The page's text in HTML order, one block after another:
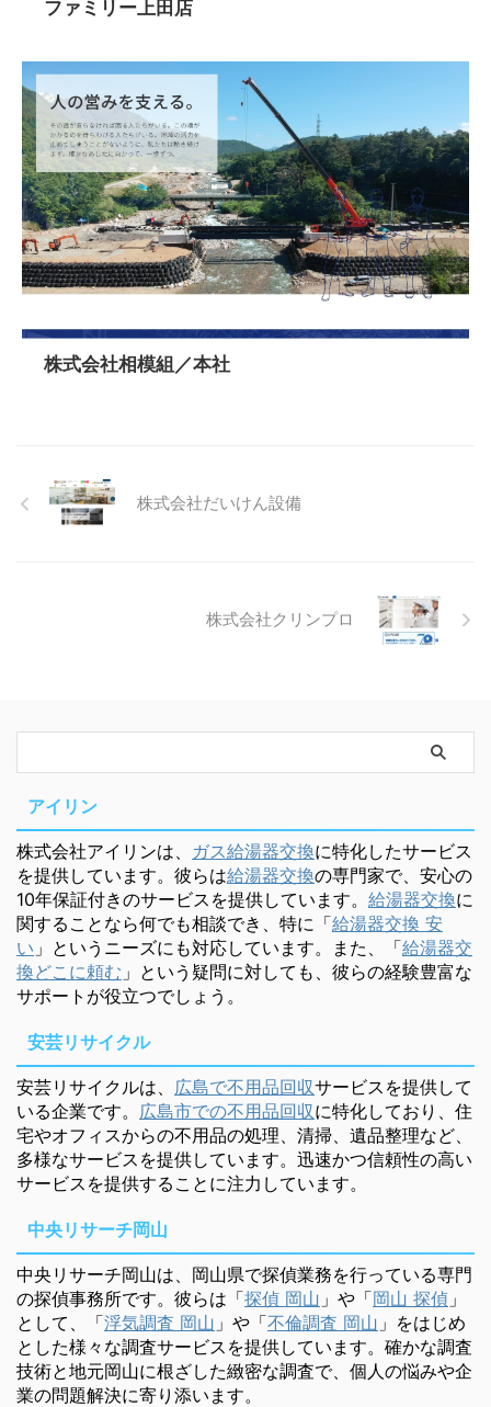
ファミリー上田店
株式会社相模組／本社
株式会社だいけん設備
株式会社クリンプロ
アイリン
株式会社アイリンは、 ガス給湯器交換に特化したサービス
を提供しています。彼らは給湯器交換の専門家で、安心の
10年保証付きのサービスを提供しています。 給湯器交換に
関することなら何でも相談でき、特に「給湯器交換 安
い 」というニーズにも対応しています。また、「給湯器交
換どこに頼む 」という疑問に対しても、彼らの経験豊富な
サポートが役立つでしょう。
安芸リサイクル
安芸リサイクルは、 広島で不用品回収サービスを提供して
いる企業です。 広島市での不用品回収に特化しており、住
宅やオフィスからの不用品の処理、清掃、遺品整理など、
多様なサービスを提供しています。迅速かつ信頼性の高い
サービスを提供することに注力しています。
中央リサーチ岡山
中央リサーチ岡山は、岡山県で探偵業務を行っている専門
の探偵事務所です。彼らは「探偵 岡山 」や「岡山 探偵 」
として、「浮気調査 岡山 」や「不倫調査 岡山 」をはじめ
とした様々な調査サービスを提供しています。確かな調査
技術と地元岡山に根ざした緻密な調査で、個人の悩みや企
業の問題解決に寄り添います。